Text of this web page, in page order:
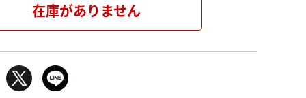
在庫がありません